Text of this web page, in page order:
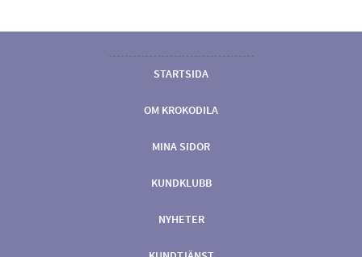
STARTSIDA
OM KROKODILA
MINA SIDOR
KUNDKLUBB
NYHETER